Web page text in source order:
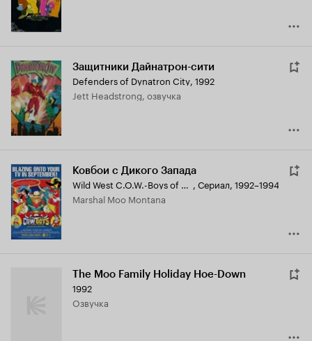
Защитники Дайнатрон-сити
Defenders of Dynatron City, 1992
Jett Headstrong, озвучка
Ковбои с Дикого Запада
Wild West C.O.W.-Boys of Moo Mesa , Сериал, 1992–1994
Marshal Moo Montana
The Moo Family Holiday Hoe-Down
1992
озвучка